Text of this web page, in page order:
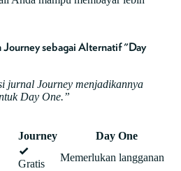
Journey sebagai Alternatif "Day
jurnal Journey menjadikannya
Day One.
Journey
Day One
Gratis
Memerlukan langganan